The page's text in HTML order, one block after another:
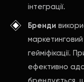
інтеграції.
Бренди
гейміфікації.
ефективно